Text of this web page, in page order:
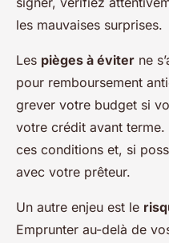
les mauvaises surprises.
Les pièges à éviter ne
pour remboursement
grever votre budget si
votre crédit avant terme.
ces conditions et, si
avec votre prêteur.
Un autre enjeu est le
Emprunter au-delà de